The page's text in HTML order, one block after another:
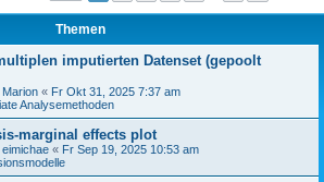
Themen
imputierten Datenset (gepoolt
Marion « Fr Okt 31, 2025 7:37 am
Analysemethoden
marginal effects plot
eimichae « Fr Sep 19, 2025 10:53 am